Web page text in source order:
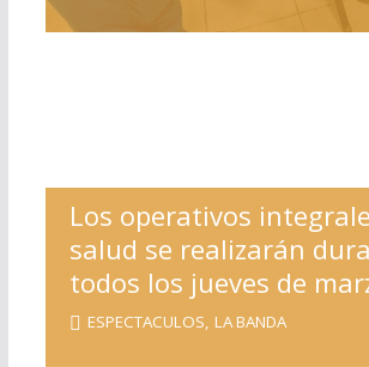
Los operativos
salud se realizarán
todos los jueves de
ESPECTACULOS, LA BANDA